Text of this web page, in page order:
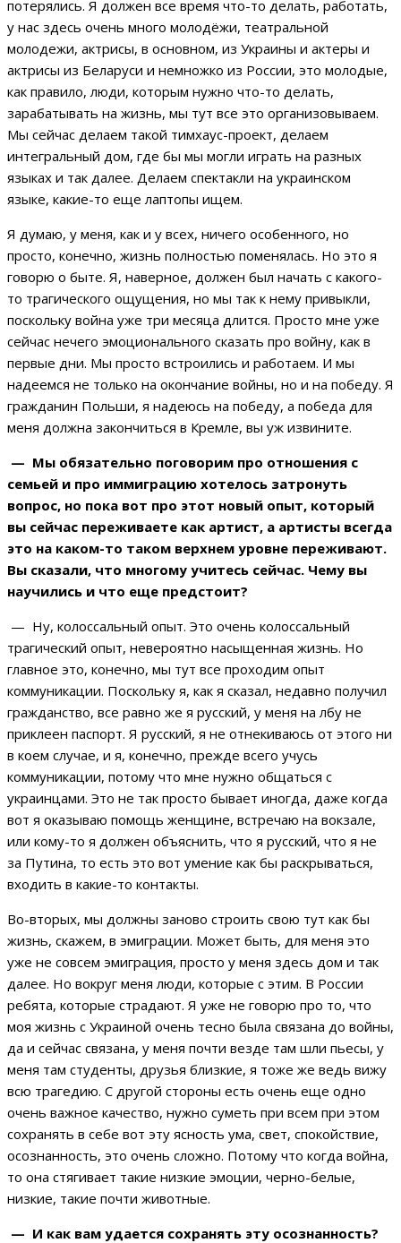
потерялись. Я должен все время что-то делать, работать,
у нас здесь очень много молодёжи, театральной
молодежи, актрисы, в основном, из Украины и актеры и
актрисы из Беларуси и немножко из России, это молодые,
как правило, люди, которым нужно что-то делать,
зарабатывать на жизнь, мы тут все это организовываем.
Мы сейчас делаем такой тимхаус-проект, делаем
интегральный дом, где бы мы могли играть на разных
языках и так далее. Делаем спектакли на украинском
языке, какие-то еще лаптопы ищем.
Я думаю, у меня, как и у всех, ничего особенного, но
просто, конечно, жизнь полностью поменялась. Но это я
говорю о быте. Я, наверное, должен был начать с какого-
то трагического ощущения, но мы так к нему привыкли,
поскольку война уже три месяца длится. Просто мне уже
сейчас нечего эмоционального сказать про войну, как в
первые дни. Мы просто встроились и работаем. И мы
надеемся не только на окончание войны, но и на победу. Я
гражданин Польши, я надеюсь на победу, а победа для
меня должна закончиться в Кремле, вы уж извините.
— Мы обязательно поговорим про отношения с
семьей и про иммиграцию хотелось затронуть
вопрос, но пока вот про этот новый опыт, который
вы сейчас переживаете как артист, а артисты всегда
это на каком-то таком верхнем уровне переживают.
Вы сказали, что многому учитесь сейчас. Чему вы
научились и что еще предстоит?
— Ну, колоссальный опыт. Это очень колоссальный
трагический опыт, невероятно насыщенная жизнь. Но
главное это, конечно, мы тут все проходим опыт
коммуникации. Поскольку я, как я сказал, недавно получил
гражданство, все равно же я русский, у меня на лбу не
приклеен паспорт. Я русский, я не отнекиваюсь от этого ни
в коем случае, и я, конечно, прежде всего учусь
коммуникации, потому что мне нужно общаться с
украинцами. Это не так просто бывает иногда, даже когда
вот я оказываю помощь женщине, встречаю на вокзале,
или кому-то я должен объяснить, что я русский, что я не
за Путина, то есть это вот умение как бы раскрываться,
входить в какие-то контакты.
Во-вторых, мы должны заново строить свою тут как бы
жизнь, скажем, в эмиграции. Может быть, для меня это
уже не совсем эмиграция, просто у меня здесь дом и так
далее. Но вокруг меня люди, которые с этим. В России
ребята, которые страдают. Я уже не говорю про то, что
моя жизнь с Украиной очень тесно была связана до войны,
да и сейчас связана, у меня почти везде там шли пьесы, у
меня там студенты, друзья близкие, я тоже же ведь вижу
всю трагедию. С другой стороны есть очень еще одно
очень важное качество, нужно суметь при всем при этом
сохранять в себе вот эту ясность ума, свет, спокойствие,
осознанность, это очень сложно. Потому что когда война,
то она стягивает такие низкие эмоции, черно-белые,
низкие, такие почти животные.
— И как вам удается сохранять эту осознанность?